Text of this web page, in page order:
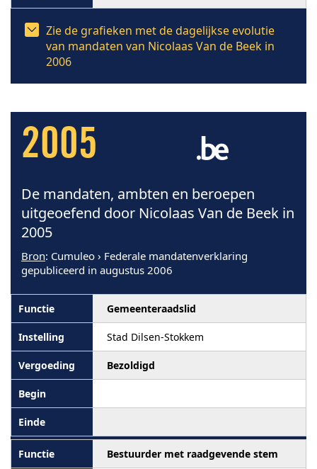
Zie de grafieken met de dagelijkse evolutie
van mandaten van Nicolaas Van de Beek in
2006
2005
De mandaten, ambten en beroepen
uitgeoefend door Nicolaas Van de Beek in
2005
Bron: Cumuleo › Federale mandatenverklaring
gepubliceerd in augustus 2006
Gemeenteraadslid
Stad Dilsen-Stokkem
Bezoldigd
Bestuurder met raadgevende stem